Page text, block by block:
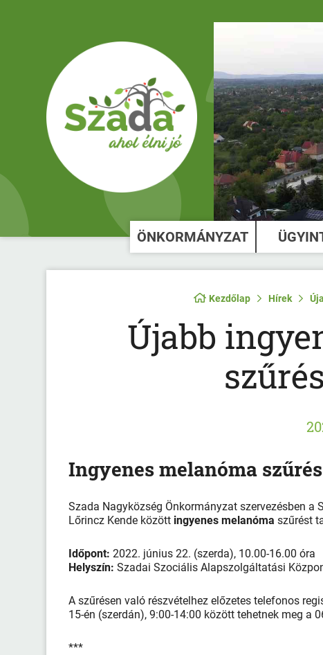
ÖNKORMÁNYZAT
Kezdőlap Hírek
Újabb
Ingyenes melanóma szűrés
Szada Nagyközség Önkormányzat szervezésben a
Lőrincz Kende között ingyenes melanóma szűrést
Időpont: 2022. június 22. (szerda), 10.00-16.00 óra
Helyszín: Szadai Szociális Alapszolgáltatási
A szűrésen való részvételhez előzetes telefonos
15-én (szerdán), 9:00-14:00 között tehetnek meg a
***